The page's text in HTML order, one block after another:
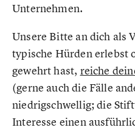
Unternehmen.
Unsere Bitte an dich als
typische Hürden erlebst
gewehrt hast, reiche
(gerne auch die Fälle
niedrigschwellig; die
Interesse einen